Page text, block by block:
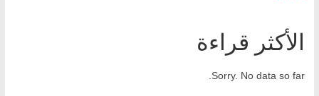
الأكثر قراءة
Sorry. No data so far.